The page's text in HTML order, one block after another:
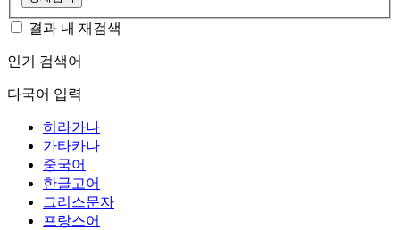
결과 내 재검색
인기 검색어
다국어 입력
히라가나
가타카나
중국어
한글고어
그리스문자
프랑스어